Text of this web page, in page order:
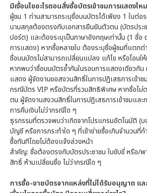
มีเงื่อนไขอะไรตอนสั่งซื้อบัตรเข้าชมการแสดงไห
ผู้ชม 1 ท่านสามารถระบุชื่อบนบัตรได้เพียง 1 ใบต่อ
นามสกุลต้องตรงกับเอกสารยืนยันตัวตน (บัตรประ
ปอร์ต) และต้องระบุเป็นภาษาอังกฤษเท่านั้น (1 ชื่
การแสดง) หากซื้อหลายใบ ต้องระบุชื่อผู้ชมที่แตกต่
ชื่อบนบัตรไม่สามารถเปลี่ยนแปลง แก้ไข หรือโอนใ
หากพบว่าชื่อบนบัตรซ้ำกันในรอบการแสดงเดียวกัน
แสดง ผู้จัดงานขอสงวนสิทธิ์ในการปฏิเสธการเข้า
กรณีบัตร VIP หรือบัตรที่รวมสิทธิพิเศษ หากชื่อไม่
ตน ผู้จัดงานสงวนสิทธิ์ในการปฏิเสธการเข้าชมแล
การคืนเงินไม่ว่ากรณีใด ๆ
ธุรกรรมที่ตรวจพบว่าเกิดจากโปรแกรมอัตโนมัติ (
บัญชี หรือการกระทำใด ๆ ที่เข้าข่ายซื้อเกินจำนวนที่
ซื้อทันทีโดยไม่ต้องแจ้งล่วงหน้า
สำคัญ: ชื่อต้องตรงกับบัตรประชาชน ใบขับขี่ หรือ/พ
สิทธิ์ ห้ามเปลี่ยนชื่อ ไม่ว่ากรณีใด ๆ
การซื้อ-ขายบัตรจากแหล่งที่ไม่ได้รับอนุญาต แ